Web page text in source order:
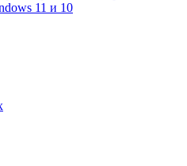
11 и 10